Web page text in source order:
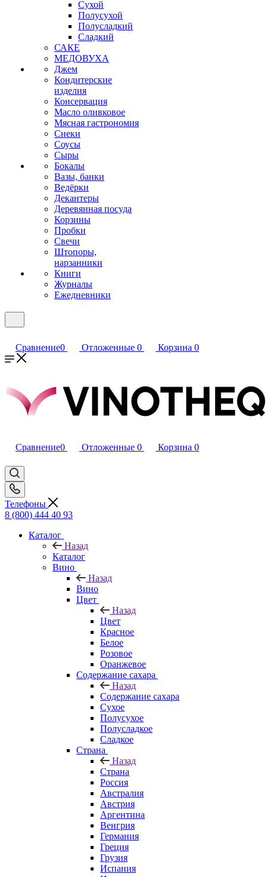
Сухой
Полусухой
Полусладкий
Сладкий
САКЕ
МЕДОВУХА
Джем
Кондитерские
изделия
Консервация
Масло оливковое
Мясная гастрономия
Снеки
Соусы
Сыры
Бокалы
Вазы, банки
Ведёрки
Декантеры
Деревянная посуда
Корзины
Пробки
Свечи
Штопоры,
нарзанники
Книги
Журналы
Ежедневники
Сравнение0 Отложенные 0 Корзина 0
Сравнение0 Отложенные 0 Корзина 0
Телефоны
8 (800) 444 40 93
Каталог
Назад
Каталог
Вино
Назад
Вино
Цвет
Назад
Цвет
Красное
Белое
Розовое
Оранжевое
Содержание сахара
Назад
Содержание сахара
Сухое
Полусухое
Полусладкое
Сладкое
Страна
Назад
Страна
Россия
Австралия
Австрия
Аргентина
Венгрия
Германия
Греция
Грузия
Испания